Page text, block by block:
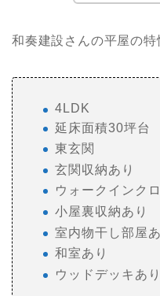
和奏建設さんの平屋の特
4LDK
延床面積30坪台
東玄関
玄関収納あり
ウォークインク
小屋裏収納あり
室内物干し部屋
和室あり
ウッドデッキあり